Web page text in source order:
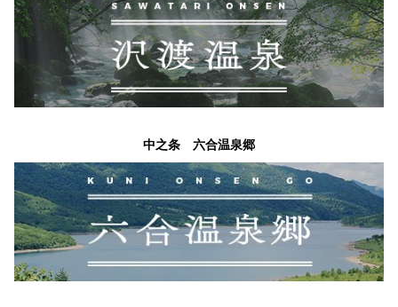
中之条 六合温泉郷